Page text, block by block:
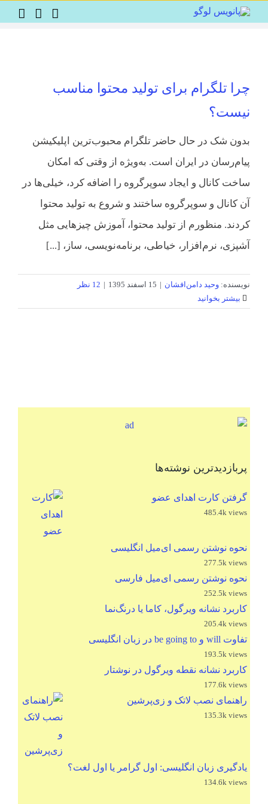
to
چرا تلگرام برای تولید محتوا مناسب
نیست؟
بدون شک در حال حاضر تلگرام محبوب‌ترین اپلیکیشن
پیام‌رسان در ایران است. به‌ویژه از وقتی که امکان
ساخت کانال و ایجاد سوپرگروه را اضافه کرد، خیلی‌ها در
آن کانال و سوپرگروه ساختند و شروع به تولید محتوا
کردند. منظورم از تولید محتوا، آموزش چیزهایی مثل
آشپزی، نرم‌افزار، خیاطی، برنامه‌نویسی، ساز، [...]
نویسنده: وحید دامن‌افشان | 15 اسفند 1395 | 12 نظر
بیشتر بخوانید
پربازدیدترین نوشته‌ها
گرفتن کارت اهدای عضو
485.4k views
نحوه نوشتن رسمی ای‌میل انگلیسی
277.5k views
نحوه نوشتن رسمی ای‌میل فارسی
252.5k views
کاربرد نشانه ویرگول، کاما یا درنگ‌نما
205.4k views
تفاوت will و be going to در زبان انگلیسی
193.5k views
کاربرد نشانه نقطه ویرگول در نوشتار
177.6k views
راهنمای نصب لاتک و زی‌پرشین
135.3k views
یادگیری زبان انگلیسی: اول گرامر یا اول لغت؟
134.6k views